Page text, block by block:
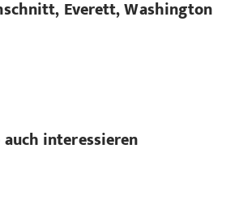
Everett, Washington
interessieren